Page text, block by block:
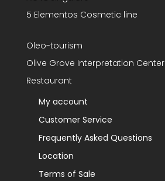
5 Elementos Cosmetic line
Oleo-tourism
Olive Grove Interpretation Center
Restaurant
My account
Customer Service
Frequently Asked Questions
Location
Terms of Sale